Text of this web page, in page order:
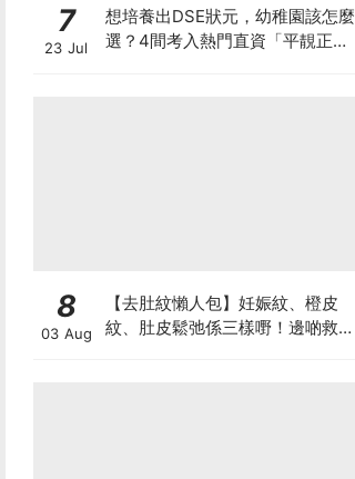
7
23 Jul
想培養出DSE狀元，幼稚園該怎麼
選？4間考入熱門直資「平靚正」
8
03 Aug
【去肚紋懶人包】妊娠紋、橙皮
紋、肚皮鬆弛係三樣嘢！邊啲救得